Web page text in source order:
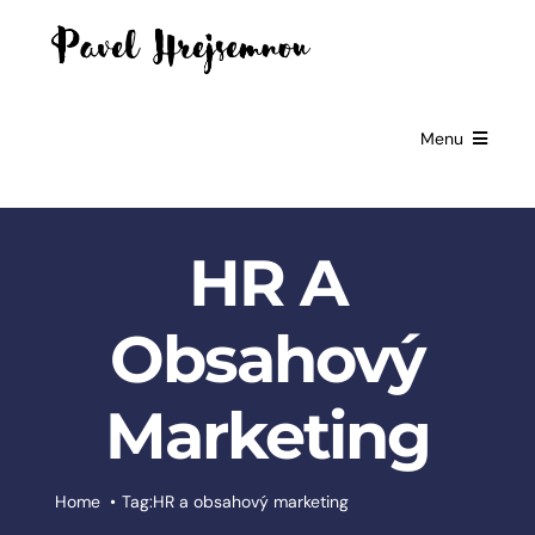
Menu
GIFTS FOR
BUSINESSES
EXCLUSIVE
PARTNERSHIP
BOOKS
SLUŽBY
HR A
Obsahový
Marketing
Home Tag:HR a obsahový marketing